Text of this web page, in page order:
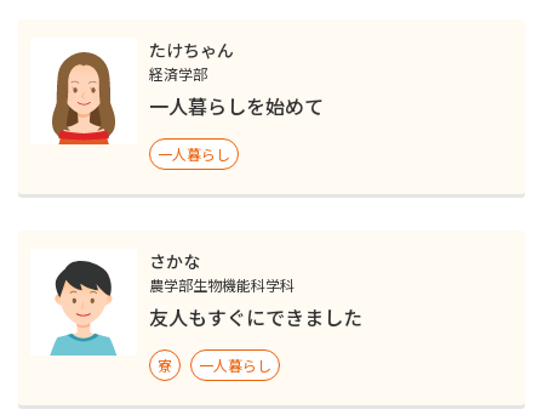
たけちゃん
経済学部
一人暮らしを始めて
一人暮らし
さかな
農学部生物機能科学科
友人もすぐにできました
寮 一人暮らし